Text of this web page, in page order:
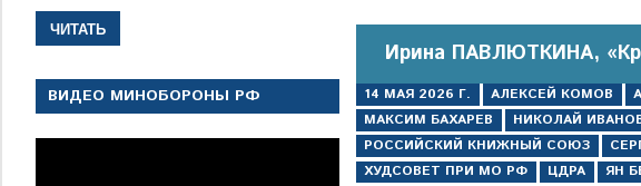
Ирина ПАВЛЮТКИНА,
14 МАЯ 2026 Г. АЛЕКСЕЙ КОМОВ
МАКСИМ БАХАРЕВ
НИКОЛАЙ
РОССИЙСКИЙ КНИЖНЫЙ СОЮЗ
ХУДСОВЕТ ПРИ МО РФ
ЦДРА ЯН
ЧИТАТЬ
ВИДЕО МИНОБОРОНЫ РФ